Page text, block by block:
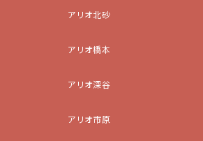
アリオ北砂
アリオ橋本
アリオ深谷
アリオ市原